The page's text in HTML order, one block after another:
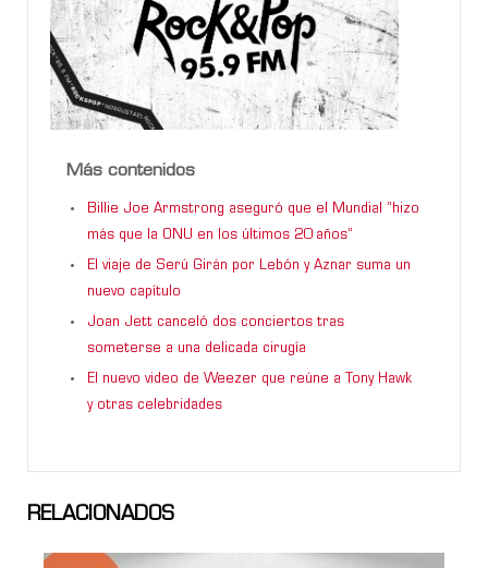
Más contenidos
Billie Joe Armstrong aseguró que el Mundial “hizo
más que la ONU en los últimos 20 años”
El viaje de Serú Girán por Lebón y Aznar suma un
nuevo capítulo
Joan Jett canceló dos conciertos tras
someterse a una delicada cirugía
El nuevo video de Weezer que reúne a Tony Hawk
y otras celebridades
RELACIONADOS